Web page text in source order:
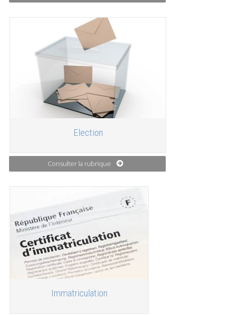
Election
Consulter la rubrique
Immatriculation